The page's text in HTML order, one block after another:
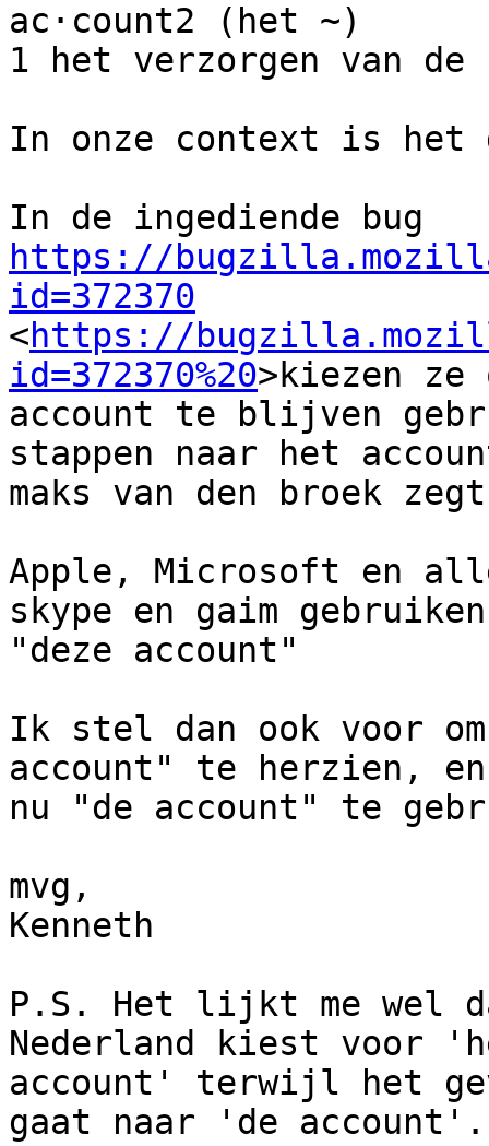
ac·count2 (het ~)
1 het verzorgen van de
In onze context is het
https://
id=372370
<https://
id=372370%20>kiezen ze
account te blijven
stappen naar het
maks van den broek
Apple, Microsoft en
skype en gaim
"deze account"
Ik stel dan ook voor
account" te herzien,
nu "de account" te
mvg,
Kenneth
P.S. Het lijkt me wel
Nederland kiest voor
account' terwijl het
gaat naar 'de account'.